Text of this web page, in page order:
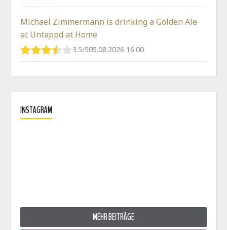
Michael Zimmermann is drinking a Golden Ale
at Untappd at Home
3.5/505.08.2026 16:00
INSTAGRAM
MEHR BEITRÄGE